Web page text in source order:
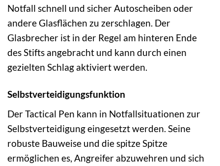
Notfall schnell und sicher Autoscheiben oder
andere Glasflächen zu zerschlagen. Der
Glasbrecher ist in der Regel am hinteren Ende
des Stifts angebracht und kann durch einen
gezielten Schlag aktiviert werden.
Selbstverteidigungsfunktion
Der Tactical Pen kann in Notfallsituationen zur
Selbstverteidigung eingesetzt werden. Seine
robuste Bauweise und die spitze Spitze
ermöglichen es, Angreifer abzuwehren und sich